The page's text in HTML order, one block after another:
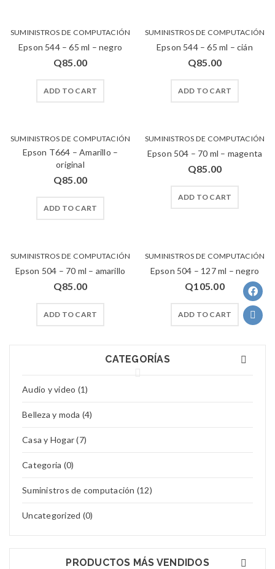
CATEGORÍAS
Audio y video (1)
Belleza y moda (4)
Casa y Hogar (7)
Categoria (0)
Suministros de computación (12)
Uncategorized (0)
PRODUCTOS MÁS VENDIDOS
SUMINISTROS DE COMPUTACIÓN
Epson 544 – 65 ml – negro
Q85.00
ADD TO CART
SUMINISTROS DE COMPUTACIÓN
Epson 544 – 65 ml – cián
Q85.00
ADD TO CART
SUMINISTROS DE COMPUTACIÓN
Epson T664 – Amarillo –
original
Q85.00
ADD TO CART
SUMINISTROS DE COMPUTACIÓN
Epson 504 – 70 ml – magenta
Q85.00
ADD TO CART
SUMINISTROS DE COMPUTACIÓN
Epson 504 – 70 ml – amarillo
Q85.00
ADD TO CART
SUMINISTROS DE COMPUTACIÓN
Epson 504 – 127 ml – negro
Q105.00
ADD TO CART